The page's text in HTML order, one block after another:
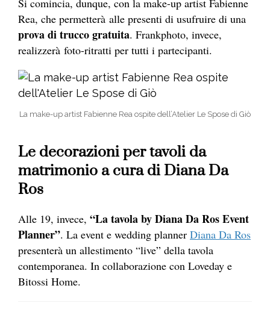
Si comincia, dunque, con la make-up artist Fabienne
Rea, che permetterà alle presenti di usufruire di una
prova di trucco gratuita. Frankphoto, invece,
realizzerà foto-ritratti per tutti i partecipanti.
La make-up artist Fabienne Rea ospite dell’Atelier Le Spose di Giò
Le decorazioni per tavoli da
matrimonio a cura di Diana Da
Ros
Alle 19, invece, “La tavola by Diana Da Ros Event
Planner”. La event e wedding planner Diana Da Ros
presenterà un allestimento “live” della tavola
contemporanea. In collaborazione con Loveday e
Bitossi Home.